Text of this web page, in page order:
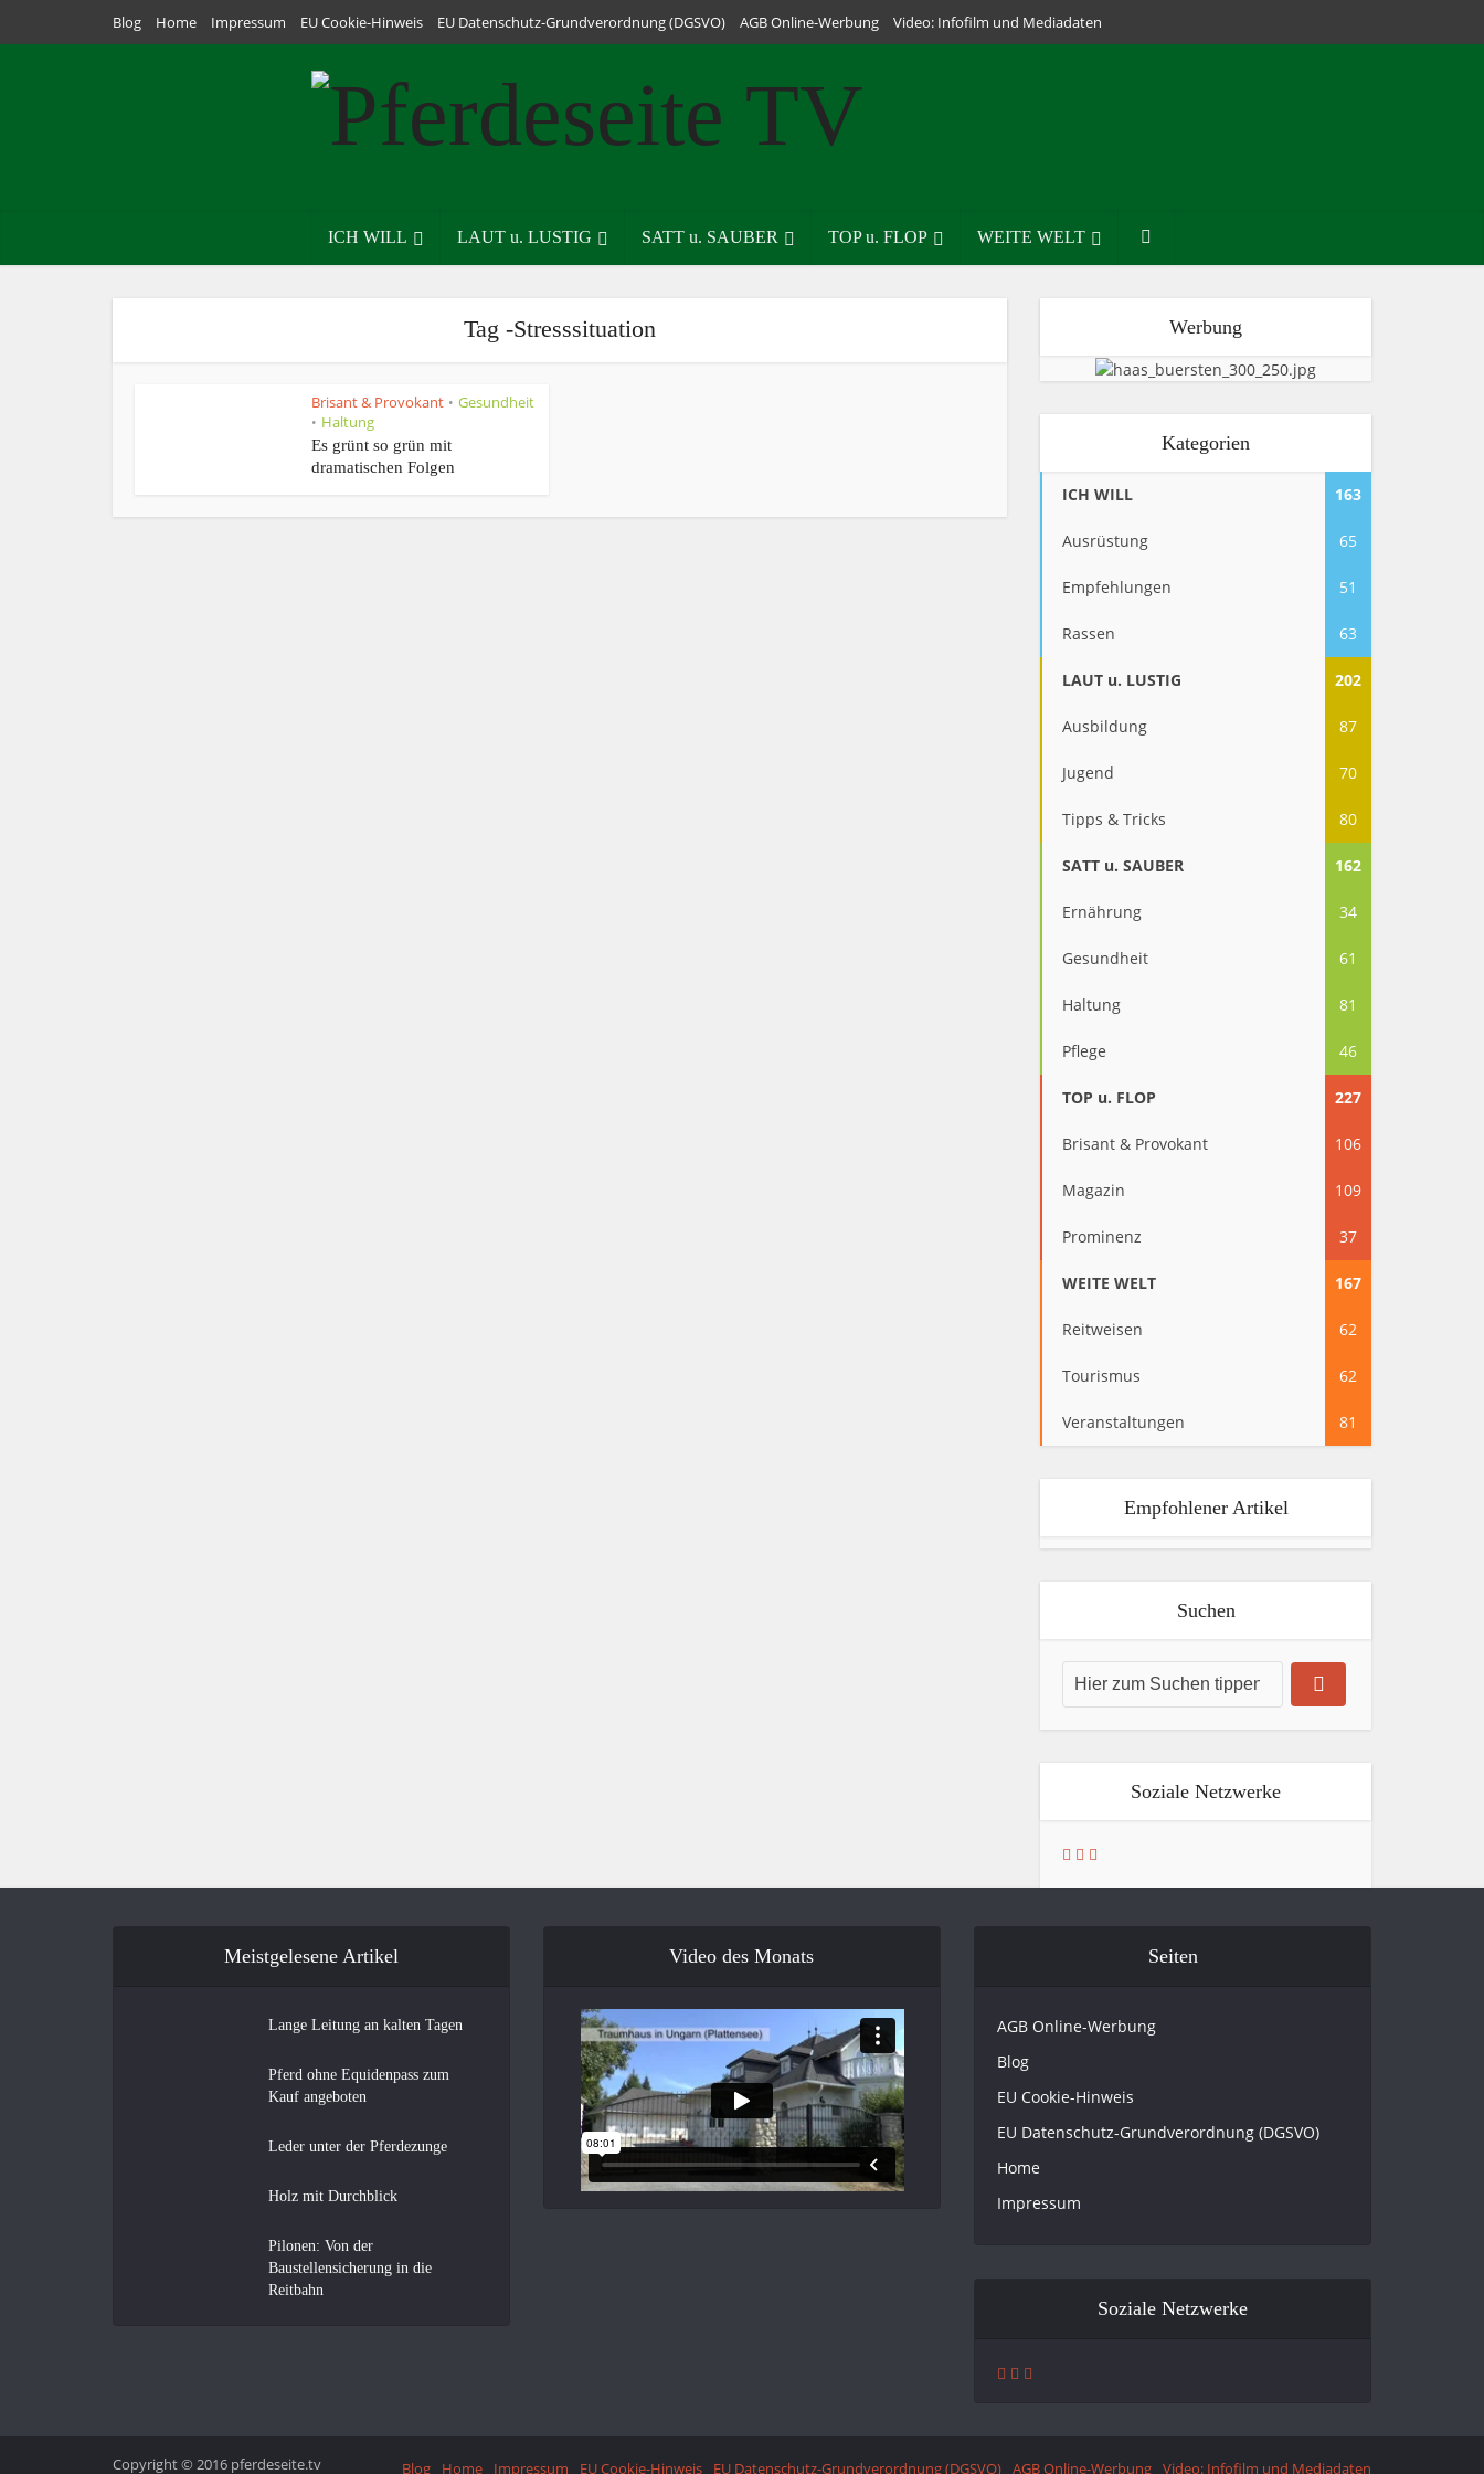
Blog Home Impressum EU Cookie-Hinweis EU Datenschutz-Grundverordnung (DGSVO) AGB Online-Werbung Video: Infofilm und Mediadaten
ICH WILL LAUT u. LUSTIG SATT u. SAUBER TOP u. FLOP WEITE WELT
Tag -Stresssituation
Brisant & Provokant • Gesundheit
• Haltung
Es grünt so grün mit
dramatischen Folgen
Werbung
Kategorien
ICH WILL 163
Ausrüstung 65
Empfehlungen 51
Rassen 63
LAUT u. LUSTIG 202
Ausbildung 87
Jugend 70
Tipps & Tricks 80
SATT u. SAUBER 162
Ernährung 34
Gesundheit 61
Haltung 81
Pflege 46
TOP u. FLOP 227
Brisant & Provokant 106
Magazin 109
Prominenz 37
WEITE WELT 167
Reitweisen 62
Tourismus 62
Veranstaltungen 81
Empfohlener Artikel
Suchen
Soziale Netzwerke
Meistgelesene Artikel
Lange Leitung an kalten Tagen
Pferd ohne Equidenpass zum
Kauf angeboten
Leder unter der Pferdezunge
Holz mit Durchblick
Pilonen: Von der
Baustellensicherung in die
Reitbahn
Video des Monats Seiten
AGB Online-Werbung
Blog
EU Cookie-Hinweis
EU Datenschutz-Grundverordnung (DGSVO)
Home
Impressum
Soziale Netzwerke
Copyright © 2016 pferdeseite.tv Blog Home Impressum EU Cookie-Hinweis EU Datenschutz-Grundverordnung (DGSVO) AGB Online-Werbung Video: Infofilm und Mediadaten